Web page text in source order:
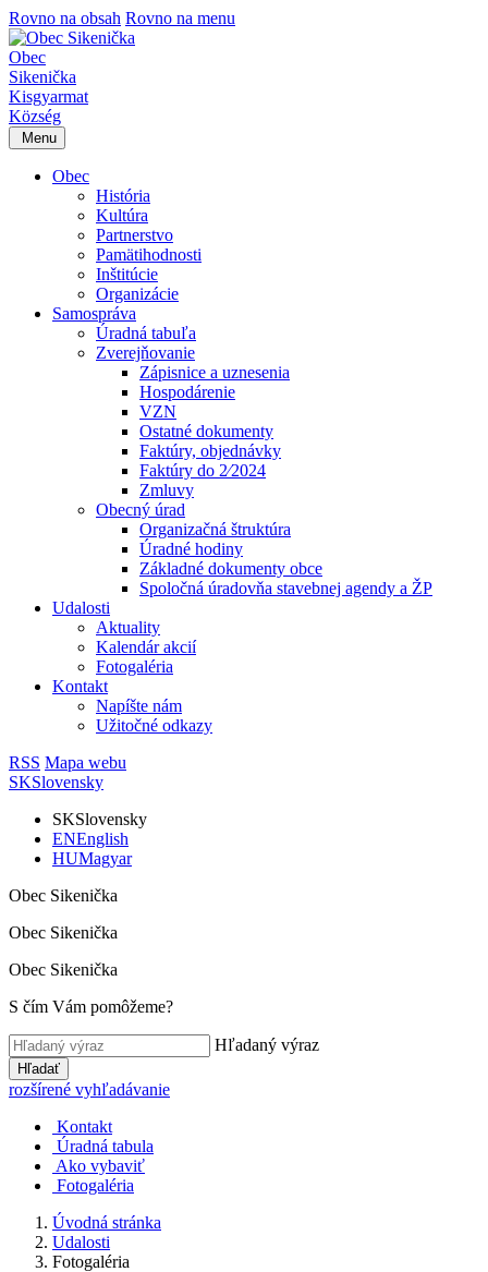
Rovno na obsah Rovno na menu
Obec
Sikenička
Kisgyarmat
Község
Menu
Obec
História
Kultúra
Partnerstvo
Pamätihodnosti
Inštitúcie
Organizácie
Samospráva
Úradná tabuľa
Zverejňovanie
Zápisnice a uznesenia
Hospodárenie
VZN
Ostatné dokumenty
Faktúry, objednávky
Faktúry do 2⁄2024
Zmluvy
Obecný úrad
Organizačná štruktúra
Úradné hodiny
Základné dokumenty obce
Spoločná úradovňa stavebnej agendy a ŽP
Udalosti
Aktuality
Kalendár akcií
Fotogaléria
Kontakt
Napíšte nám
Užitočné odkazy
RSS Mapa webu
SKSlovensky
SKSlovensky
ENEnglish
HUMagyar
Obec Sikenička
Obec Sikenička
Obec Sikenička
S čím Vám pomôžeme?
Hľadaný výraz
Hľadať
rozšírené vyhľadávanie
Kontakt
Úradná tabula
Ako vybaviť
Fotogaléria
Úvodná stránka
Udalosti
Fotogaléria